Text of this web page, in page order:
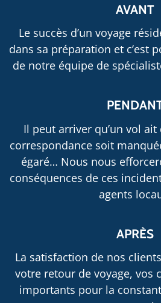
AVANT
Le succès d’un voyage
dans sa préparation et c’est
de notre équipe de
Il peut arriver qu’un vol ait
correspondance soit
égaré… Nous nous
conséquences de ces
agents
APRÈS
La satisfaction de nos
votre retour de voyage, vos
importants pour la